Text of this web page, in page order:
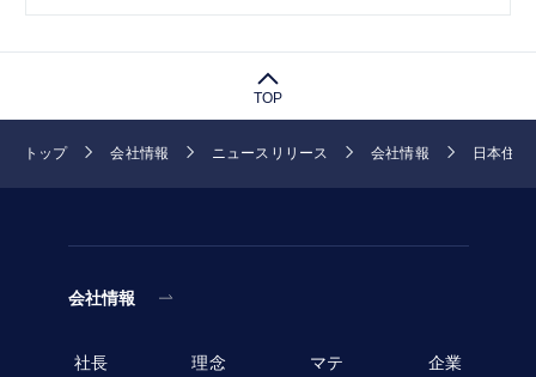
TOP
トップ 会社情報 ニュースリリース 会社情報 日本住設
会社情報
社長
理念
マテ
企業